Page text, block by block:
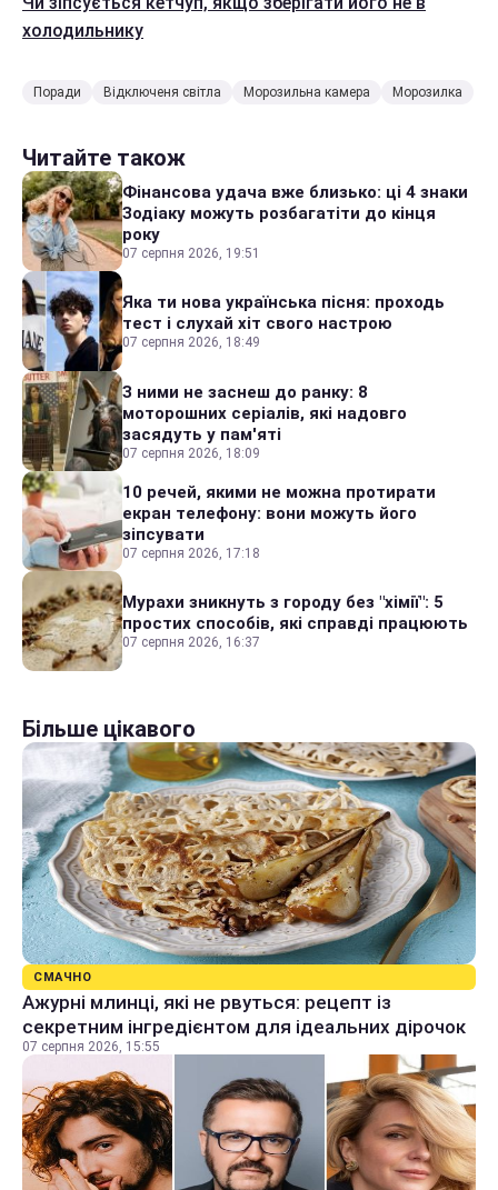
холодильнику
Поради Відключеня світла Морозильна камера Морозилка
Читайте також
Фінансова удача вже близько: ці 4 знаки
Зодіаку можуть розбагатіти до кінця
року
07 серпня 2026, 19:51
Яка ти нова українська пісня: проходь
тест і слухай хіт свого настрою
07 серпня 2026, 18:49
З ними не заснеш до ранку: 8
моторошних серіалів, які надовго
засядуть у пам'яті
07 серпня 2026, 18:09
10 речей, якими не можна протирати
екран телефону: вони можуть його
зіпсувати
07 серпня 2026, 17:18
Мурахи зникнуть з городу без "хімії": 5
простих способів, які справді працюють
07 серпня 2026, 16:37
Більше цікавого
СМАЧНО
Ажурні млинці, які не рвуться: рецепт із
секретним інгредієнтом для ідеальних дірочок
07 серпня 2026, 15:55